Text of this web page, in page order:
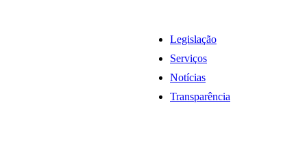
Legislação
Serviços
Notícias
Transparência